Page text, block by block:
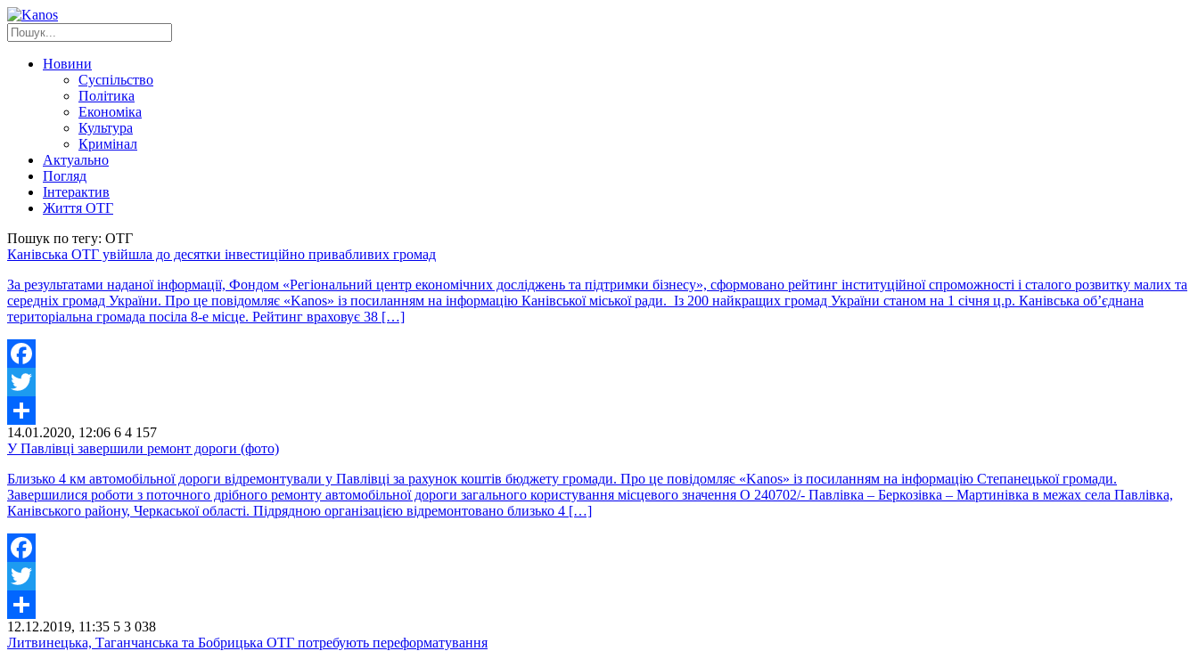
Новини
Суспільство
Політика
Економіка
Культура
Кримінал
Актуально
Погляд
Інтерактив
Життя ОТГ
Пошук по тегу: ОТГ
Канівська ОТГ увійшла до десятки інвестиційно привабливих громад
За результатами наданої інформації, Фондом «Регіональний центр економічних досліджень та підтримки бізнесу», сформовано рейтинг інституційної спроможності і сталого розвитку малих та
середніх громад України. Про це повідомляє «Kanos» із посиланням на інформацію Канівської міської ради. Із 200 найкращих громад України станом на 1 січня ц.р. Канівська об’єднана
територіальна громада посіла 8-е місце. Рейтинг враховує 38 […]
Facebook
Twitter
Share
14.01.2020, 12:06 6 4 157
У Павлівці завершили ремонт дороги (фото)
Близько 4 км автомобільної дороги відремонтували у Павлівці за рахунок коштів бюджету громади. Про це повідомляє «Kanos» із посиланням на інформацію Степанецької громади.
Завершилися роботи з поточного дрібного ремонту автомобільної дороги загального користування місцевого значення О 240702/- Павлівка – Беркозівка – Мартинівка в межах села Павлівка,
Канівського району, Черкаської області. Підрядною організацією відремонтовано близько 4 […]
Facebook
Twitter
Share
12.12.2019, 11:35 5 3 038
Литвинецька, Таганчанська та Бобрицька ОТГ потребують переформатування